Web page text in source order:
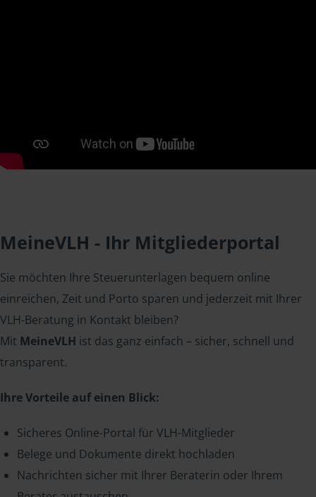
MeineVLH - Ihr Mitgliederportal
Sie möchten Ihre Steuerunterlagen bequem online
einreichen, Zeit und Porto sparen und jederzeit mit Ihrer
VLH-Beratung in Kontakt bleiben?
Mit MeineVLH ist das ganz einfach – sicher, schnell und
transparent.
Ihre Vorteile auf einen Blick:
Sicheres Online-Portal für VLH-Mitglieder
Belege und Dokumente direkt hochladen
Nachrichten sicher mit Ihrer Beraterin oder Ihrem